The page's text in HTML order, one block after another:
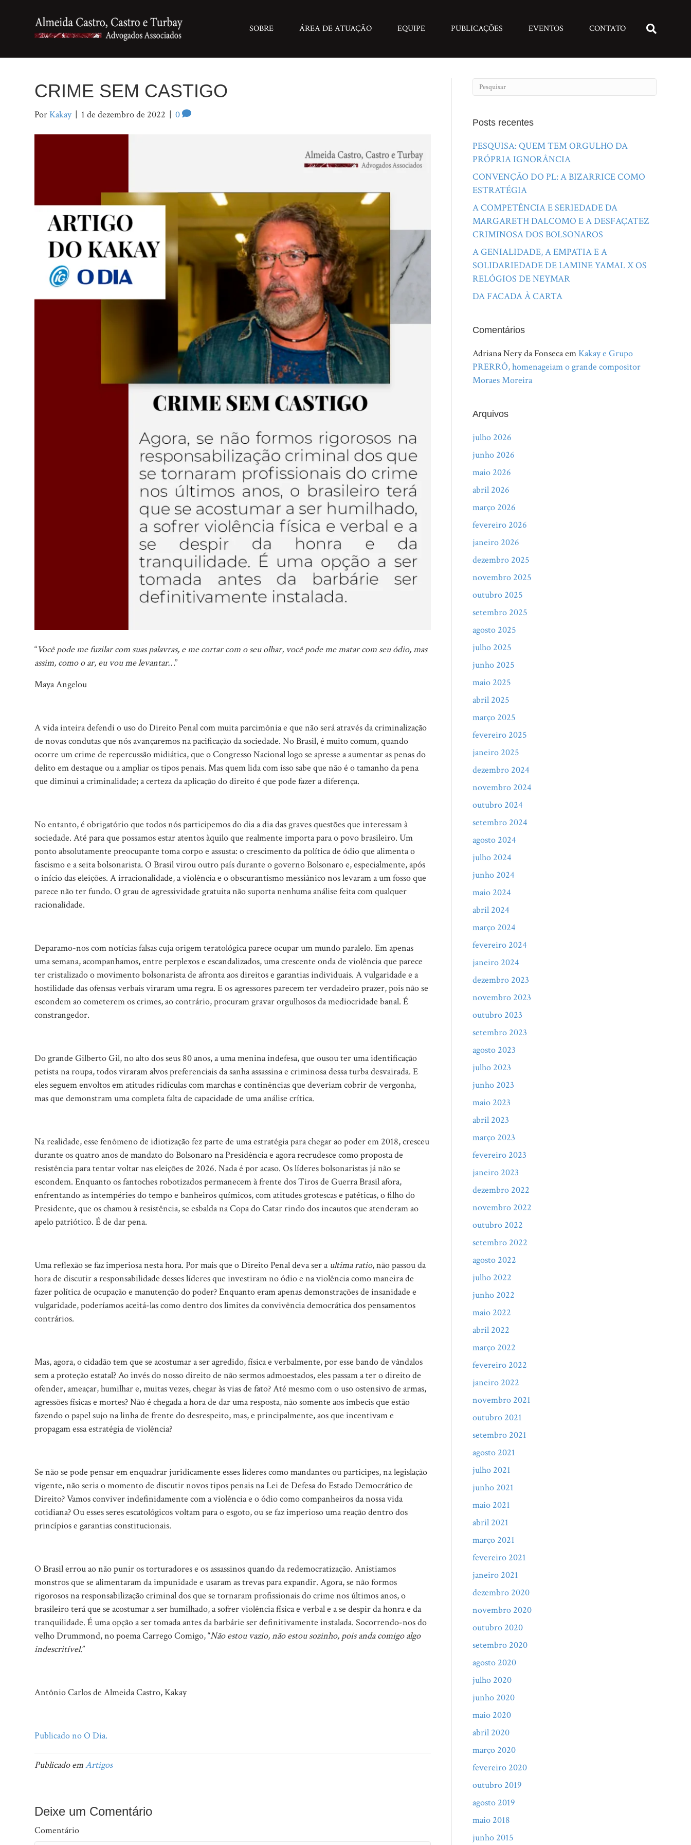
SOBRE ÁREA DE ATUAÇÃO EQUIPE PUBLICAÇÕES EVENTOS CONTATO
CRIME SEM CASTIGO
PorKakay | 1 de dezembro de 2022 | 0
“Você pode me fuzilar com suas palavras, e me cortar com o seu olhar, você pode me matar com seu ódio, mas
assim, como o ar, eu vou me levantar…”
Maya Angelou
A vida inteira defendi o uso do Direito Penal com muita parcimônia e que não será através da criminalização
de novas condutas que nós avançaremos na pacificação da sociedade. No Brasil, é muito comum, quando
ocorre um crime de repercussão midiática, que o Congresso Nacional logo se apresse a aumentar as penas do
delito em destaque ou a ampliar os tipos penais. Mas quem lida com isso sabe que não é o tamanho da pena
que diminui a criminalidade; a certeza da aplicação do direito é que pode fazer a diferença.
No entanto, é obrigatório que todos nós participemos do dia a dia das graves questões que interessam à
sociedade. Até para que possamos estar atentos àquilo que realmente importa para o povo brasileiro. Um
ponto absolutamente preocupante toma corpo e assusta: o crescimento da política de ódio que alimenta o
fascismo e a seita bolsonarista. O Brasil virou outro país durante o governo Bolsonaro e, especialmente, após
o início das eleições. A irracionalidade, a violência e o obscurantismo messiânico nos levaram a um fosso que
parece não ter fundo. O grau de agressividade gratuita não suporta nenhuma análise feita com qualquer
racionalidade.
Deparamo-nos com notícias falsas cuja origem teratológica parece ocupar um mundo paralelo. Em apenas
uma semana, acompanhamos, entre perplexos e escandalizados, uma crescente onda de violência que parece
ter cristalizado o movimento bolsonarista de afronta aos direitos e garantias individuais. A vulgaridade e a
hostilidade das ofensas verbais viraram uma regra. E os agressores parecem ter verdadeiro prazer, pois não se
escondem ao cometerem os crimes, ao contrário, procuram gravar orgulhosos da mediocridade banal. É
constrangedor.
Do grande Gilberto Gil, no alto dos seus 80 anos, a uma menina indefesa, que ousou ter uma identificação
petista na roupa, todos viraram alvos preferenciais da sanha assassina e criminosa dessa turba desvairada. E
eles seguem envoltos em atitudes ridículas com marchas e continências que deveriam cobrir de vergonha,
mas que demonstram uma completa falta de capacidade de uma análise crítica.
Na realidade, esse fenômeno de idiotização fez parte de uma estratégia para chegar ao poder em 2018, cresceu
durante os quatro anos de mandato do Bolsonaro na Presidência e agora recrudesce como proposta de
resistência para tentar voltar nas eleições de 2026. Nada é por acaso. Os líderes bolsonaristas já não se
escondem. Enquanto os fantoches robotizados permanecem à frente dos Tiros de Guerra Brasil afora,
enfrentando as intempéries do tempo e banheiros químicos, com atitudes grotescas e patéticas, o filho do
Presidente, que os chamou à resistência, se esbalda na Copa do Catar rindo dos incautos que atenderam ao
apelo patriótico. É de dar pena.
Uma reflexão se faz imperiosa nesta hora. Por mais que o Direito Penal deva ser a ultima ratio, não passou da
hora de discutir a responsabilidade desses líderes que investiram no ódio e na violência como maneira de
fazer política de ocupação e manutenção do poder? Enquanto eram apenas demonstrações de insanidade e
vulgaridade, poderíamos aceitá-las como dentro dos limites da convivência democrática dos pensamentos
contrários.
Mas, agora, o cidadão tem que se acostumar a ser agredido, física e verbalmente, por esse bando de vândalos
sem a proteção estatal? Ao invés do nosso direito de não sermos admoestados, eles passam a ter o direito de
ofender, ameaçar, humilhar e, muitas vezes, chegar às vias de fato? Até mesmo com o uso ostensivo de armas,
agressões físicas e mortes? Não é chegada a hora de dar uma resposta, não somente aos imbecis que estão
fazendo o papel sujo na linha de frente do desrespeito, mas, e principalmente, aos que incentivam e
propagam essa estratégia de violência?
Se não se pode pensar em enquadrar juridicamente esses líderes como mandantes ou participes, na legislação
vigente, não seria o momento de discutir novos tipos penais na Lei de Defesa do Estado Democrático de
Direito? Vamos conviver indefinidamente com a violência e o ódio como companheiros da nossa vida
cotidiana? Ou esses seres escatológicos voltam para o esgoto, ou se faz imperioso uma reação dentro dos
princípios e garantias constitucionais.
O Brasil errou ao não punir os torturadores e os assassinos quando da redemocratização. Anistiamos
monstros que se alimentaram da impunidade e usaram as trevas para expandir. Agora, se não formos
rigorosos na responsabilização criminal dos que se tornaram profissionais do crime nos últimos anos, o
brasileiro terá que se acostumar a ser humilhado, a sofrer violência física e verbal e a se despir da honra e da
tranquilidade. É uma opção a ser tomada antes da barbárie ser definitivamente instalada. Socorrendo-nos do
velho Drummond, no poema Carrego Comigo, “Não estou vazio, não estou sozinho, pois anda comigo algo
indescritível.”
Antônio Carlos de Almeida Castro, Kakay
Publicado no O Dia.
Publicado emArtigos
Deixe um Comentário
Comentário
Posts recentes
PESQUISA: QUEM TEM ORGULHO DA
PRÓPRIA IGNORÂNCIA
CONVENÇÃO DO PL: A BIZARRICE COMO
ESTRATÉGIA
A COMPETÊNCIA E SERIEDADE DA
MARGARETH DALCOMO E A DESFAÇATEZ
CRIMINOSA DOS BOLSONAROS
A GENIALIDADE, A EMPATIA E A
SOLIDARIEDADE DE LAMINE YAMAL X OS
RELÓGIOS DE NEYMAR
DA FACADA À CARTA
Comentários
Adriana Nery da FonsecaemKakay e Grupo
PRERRÔ, homenageiam o grande compositor
Moraes Moreira
Arquivos
julho 2026
junho 2026
maio 2026
abril 2026
março 2026
fevereiro 2026
janeiro 2026
dezembro 2025
novembro 2025
outubro 2025
setembro 2025
agosto 2025
julho 2025
junho 2025
maio 2025
abril 2025
março 2025
fevereiro 2025
janeiro 2025
dezembro 2024
novembro 2024
outubro 2024
setembro 2024
agosto 2024
julho 2024
junho 2024
maio 2024
abril 2024
março 2024
fevereiro 2024
janeiro 2024
dezembro 2023
novembro 2023
outubro 2023
setembro 2023
agosto 2023
julho 2023
junho 2023
maio 2023
abril 2023
março 2023
fevereiro 2023
janeiro 2023
dezembro 2022
novembro 2022
outubro 2022
setembro 2022
agosto 2022
julho 2022
junho 2022
maio 2022
abril 2022
março 2022
fevereiro 2022
janeiro 2022
novembro 2021
outubro 2021
setembro 2021
agosto 2021
julho 2021
junho 2021
maio 2021
abril 2021
março 2021
fevereiro 2021
janeiro 2021
dezembro 2020
novembro 2020
outubro 2020
setembro 2020
agosto 2020
julho 2020
junho 2020
maio 2020
abril 2020
março 2020
fevereiro 2020
outubro 2019
agosto 2019
maio 2018
junho 2015